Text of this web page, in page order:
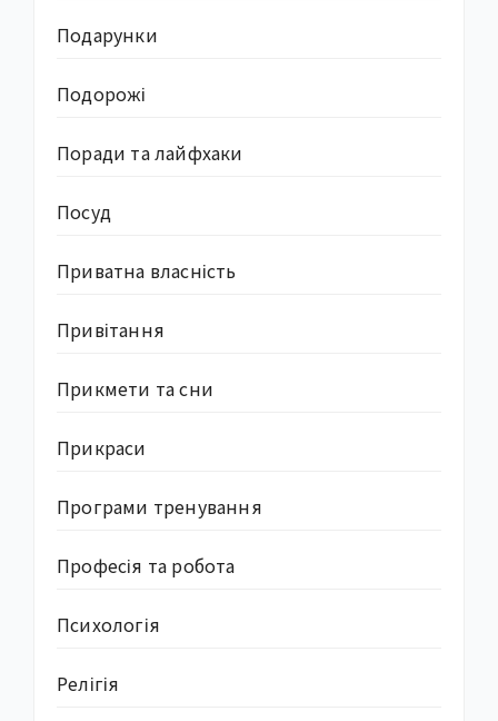
Подарунки
Подорожі
Поради та лайфхаки
Посуд
Приватна власність
Привітання
Прикмети та сни
Прикраси
Програми тренування
Професія та робота
Психологія
Релігія